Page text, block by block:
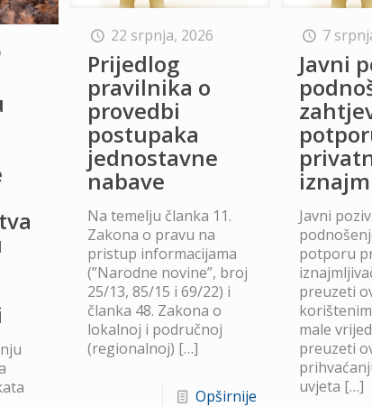
22 srpnja, 2026
Prijedlog
pravilnika o
provedbi
postupaka
jednostavne
nabave
Na temelju članka 11.
Zakona o pravu na
pristup informacijama
(”Narodne novine”, broj
25/13, 85/15 i 69/22) i
članka 48. Zakona o
lokalnoj i područnoj
(regionalnoj) […]
Opširnije
7
Javni
Javni
potporu
preuzeti
male
preuzeti
uvjeta […]